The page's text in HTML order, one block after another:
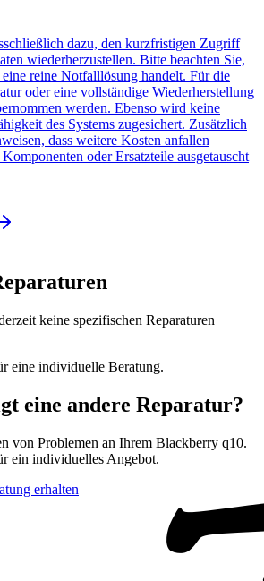
dazu, den kurzfristigen Zugriff
wiederherzustellen. Bitte beachten Sie,
eine reine Notfalllösung handelt. Für die
oder eine vollständige Wiederherstellung
werden. Ebenso wird keine
des Systems zugesichert. Zusätzlich
dass weitere Kosten anfallen
oder Ersatzteile ausgetauscht
keine spezifischen Reparaturen
eine individuelle Beratung.
eine andere Reparatur?
von Problemen an Ihrem Blackberry q10.
ein individuelles Angebot.
erhalten